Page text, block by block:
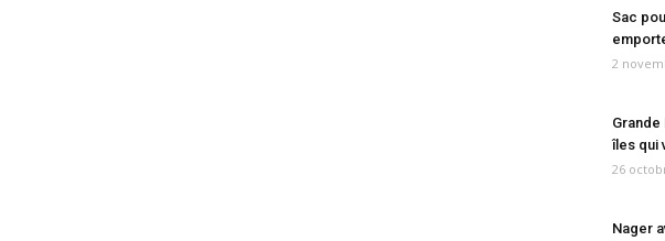
Sac
2
Grande
îles qui
26
Nager